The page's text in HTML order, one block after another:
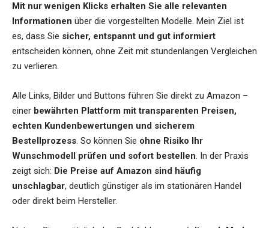
Mit nur wenigen Klicks erhalten Sie alle relevanten
Informationen über die vorgestellten Modelle. Mein Ziel ist
es, dass Sie sicher, entspannt und gut informiert
entscheiden können, ohne Zeit mit stundenlangen Vergleichen
zu verlieren.
Alle Links, Bilder und Buttons führen Sie direkt zu Amazon –
einer bewährten Plattform mit transparenten Preisen,
echten Kundenbewertungen und sicherem
Bestellprozess. So können Sie ohne Risiko Ihr
Wunschmodell prüfen und sofort bestellen. In der Praxis
zeigt sich: Die Preise auf Amazon sind häufig
unschlagbar, deutlich günstiger als im stationären Handel
oder direkt beim Hersteller.